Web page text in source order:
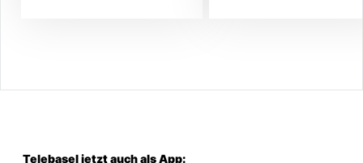
Telebasel jetzt auch als App: